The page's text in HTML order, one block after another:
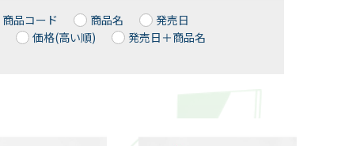
商品コード 商品名
発売日
価格(高い順) 発売日＋商品名